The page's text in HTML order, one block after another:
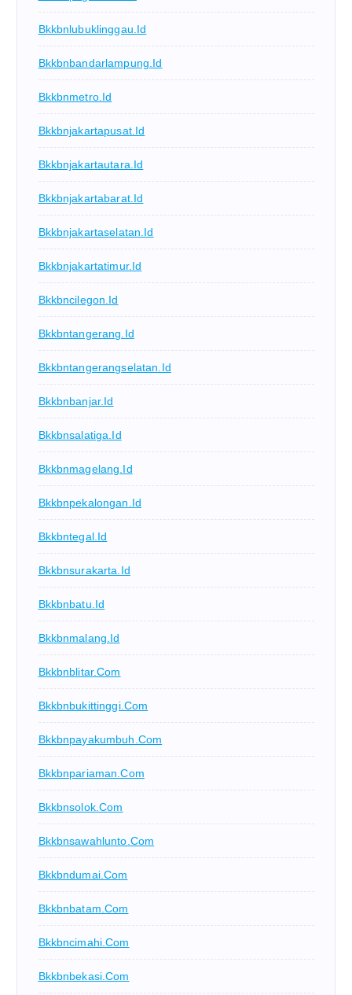
Bkkbnlubuklinggau.id
Bkkbnbandarlampung.id
Bkkbnmetro.id
Bkkbnjakartapusat.id
Bkkbnjakartautara.id
Bkkbnjakartabarat.id
Bkkbnjakartaselatan.id
Bkkbnjakartatimur.id
Bkkbncilegon.id
Bkkbntangerang.id
Bkkbntangerangselatan.id
Bkkbnbanjar.id
Bkkbnsalatiga.id
Bkkbnmagelang.id
Bkkbnpekalongan.id
Bkkbntegal.id
Bkkbnsurakarta.id
Bkkbnbatu.id
Bkkbnmalang.id
Bkkbnblitar.com
Bkkbnbukittinggi.com
Bkkbnpayakumbuh.com
Bkkbnpariaman.com
Bkkbnsolok.com
Bkkbnsawahlunto.com
Bkkbndumai.com
Bkkbnbatam.com
Bkkbncimahi.com
Bkkbnbekasi.com